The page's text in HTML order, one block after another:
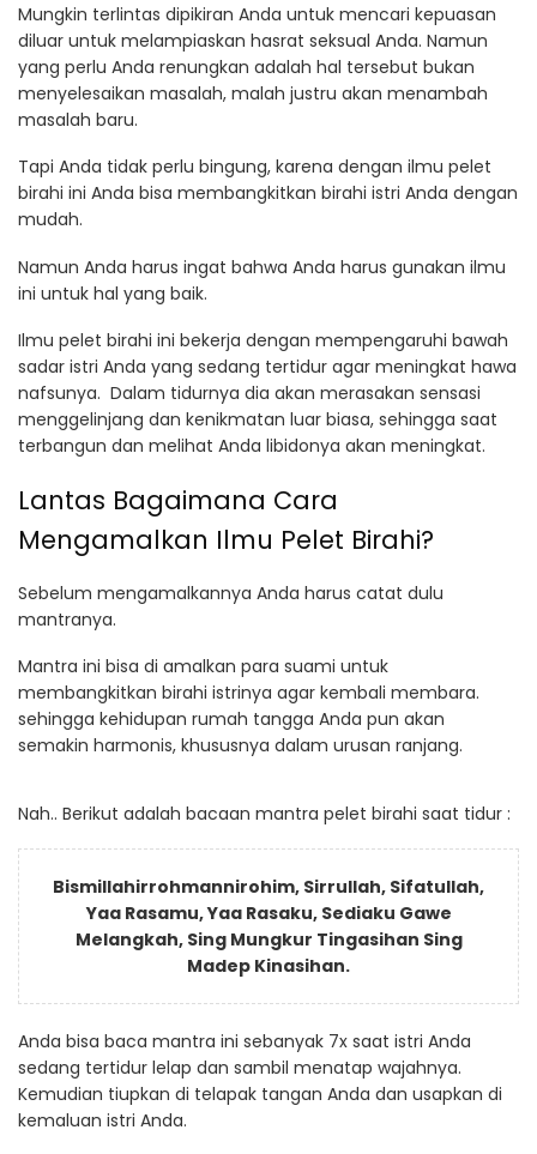
Mungkin terlintas dipikiran Anda untuk mencari kepuasan
diluar untuk melampiaskan hasrat seksual Anda. Namun
yang perlu Anda renungkan adalah hal tersebut bukan
menyelesaikan masalah, malah justru akan menambah
masalah baru.
Tapi Anda tidak perlu bingung, karena dengan ilmu pelet
birahi ini Anda bisa membangkitkan birahi istri Anda dengan
mudah.
Namun Anda harus ingat bahwa Anda harus gunakan ilmu
ini untuk hal yang baik.
Ilmu pelet birahi ini bekerja dengan mempengaruhi bawah
sadar istri Anda yang sedang tertidur agar meningkat hawa
nafsunya. Dalam tidurnya dia akan merasakan sensasi
menggelinjang dan kenikmatan luar biasa, sehingga saat
terbangun dan melihat Anda libidonya akan meningkat.
Lantas Bagaimana Cara
Mengamalkan Ilmu Pelet Birahi?
Sebelum mengamalkannya Anda harus catat dulu
mantranya.
Mantra ini bisa di amalkan para suami untuk
membangkitkan birahi istrinya agar kembali membara.
sehingga kehidupan rumah tangga Anda pun akan
semakin harmonis, khususnya dalam urusan ranjang.
Nah.. Berikut adalah bacaan mantra pelet birahi saat tidur :
Bismillahirrohmannirohim, Sirrullah, Sifatullah,
Yaa Rasamu, Yaa Rasaku, Sediaku Gawe
Melangkah, Sing Mungkur Tingasihan Sing
Madep Kinasihan.
Anda bisa baca mantra ini sebanyak 7x saat istri Anda
sedang tertidur lelap dan sambil menatap wajahnya.
Kemudian tiupkan di telapak tangan Anda dan usapkan di
kemaluan istri Anda.